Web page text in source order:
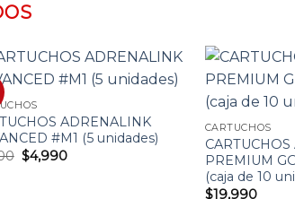
Añadir
a la
ADRENALINK
#M1 (5 unidades)
El
$4,990El
CARTUCHOS
PREMIUM
(caja de 10
$19,990